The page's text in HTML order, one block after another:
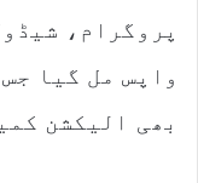
پروگرام،
واپس مل گیا
بھی الیکشن